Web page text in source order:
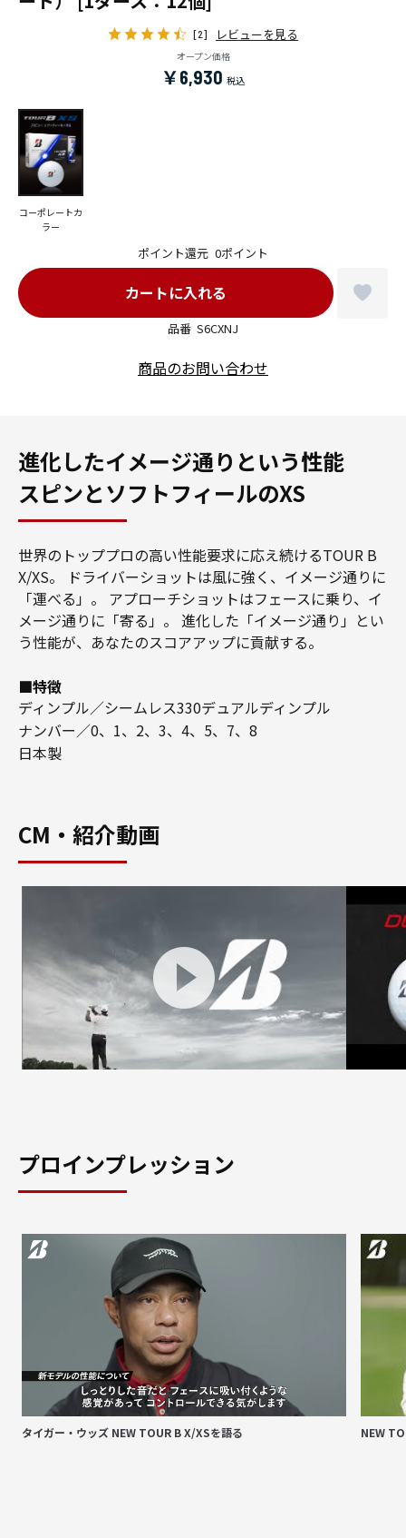
[2] レビューを見る
オープン価格
￥6,930
品番 S6CXNJ
ポイント還元 0ポイント
コーポレートカ
ラー
商品のお問い合わせ
進化したイメージ通りという性能
スピンとソフトフィールのXS
世界のトッププロの高い性能要求に応え続けるTOUR B
X/XS。
ドライバーショットは風に強く、イメージ通りに
「運べる」。
アプローチショットはフェースに乗り、イ
メージ通りに「寄る」。 進化した「イメージ通り」とい
う性能が、あなたのスコアアップに貢献する。
■特徴
ディンプル／シームレス330デュアルディンプル
ナンバー／0、1、2、3、4、5、7、8
日本製
CM・紹介動画
プロインプレッション
タイガー・ウッズ NEW TOUR B X/XSを語る NEW